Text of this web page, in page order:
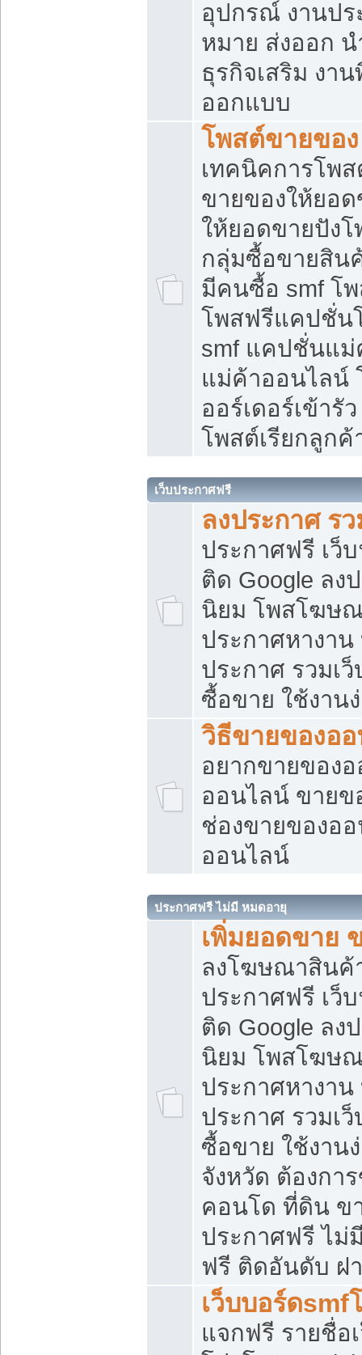
อุปกรณ์ งานป
หมาย ส่งออก น
ธุรกิจเสริม งา
ออกแบบ
โพสต์ขายของ
เทคนิคการโพ
ขายของให้ยอ
ให้ยอดขายปัง
กลุ่มซื้อขายสิน
มีคนซื้อ smf โ
โพสฟรีแคปชั่น
smf แคปชั่นแ
แม่ค้าออนไลน์
ออร์เดอร์เข้ารั
โพสต์เรียกลูกค้
เว็บประกาศฟรี
ลงประกาศ ร
ประกาศฟรี เว็
ติด Google ลง
นิยม โพสโฆษ
ประกาศหางาน
ประกาศ รวมเ
ซื้อขาย ใช้งาน
วิธีขายของอ
อยากขายของ
ออนไลน์ ขายข
ช่องขายของอ
ออนไลน์
ประกาศฟรี ไม่มี หมดอายุ
เพิ่มยอดขาย
ลงโฆษณาสิน
ประกาศฟรี เว็
ติด Google ลง
นิยม โพสโฆษ
ประกาศหางาน
ประกาศ รวมเ
ซื้อขาย ใช้งาน
จังหวัด ต้องกา
คอนโด ที่ดิน ข
ประกาศฟรี ไม่
ฟรี ติดอันดับ ฝ
เว็บบอร์ดsmf
แจกฟรี รายชื่อ